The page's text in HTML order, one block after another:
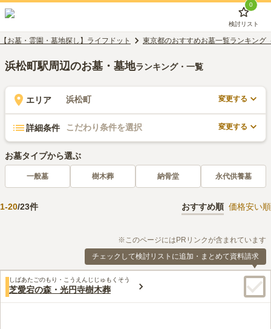
0
検討リスト
【お墓・霊園・墓地探し】ライフドット 東京都のおすすめお墓一覧ランキング
浜松町駅周辺のお墓・墓地ランキング・一覧
エリア 浜松町 変更する
詳細条件 こだわり条件を選択 変更する
お墓タイプから選ぶ
一般墓 樹木葬 納骨堂 永代供養墓
1-20/23件 おすすめ順 価格安い順
※このページにはPRリンクが含まれています
チェックして検討リストに追加・まとめて資料請求
しばあたごのもり・こうえんじじゅもくそう
芝愛宕の森・光円寺樹木葬